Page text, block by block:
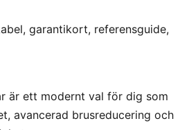
garantikort, referensguide,
är ett modernt val för dig som
avancerad brusreducering och